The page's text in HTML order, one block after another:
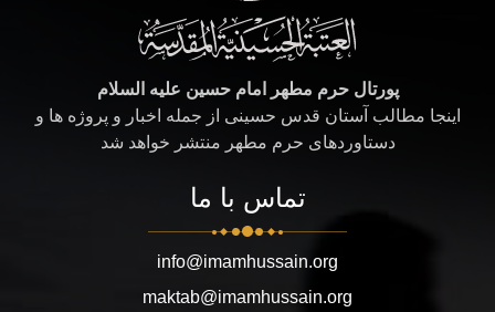
پورتال حرم مطهر امام حسین علیه السلام
اینجا مطالب آستان قدس حسینی از جمله اخبار و پروژه ها و
دستاوردهای حرم مطهر منتشر خواهد شد
تماس با ما
info@imamhussain.org
maktab@imamhussain.org